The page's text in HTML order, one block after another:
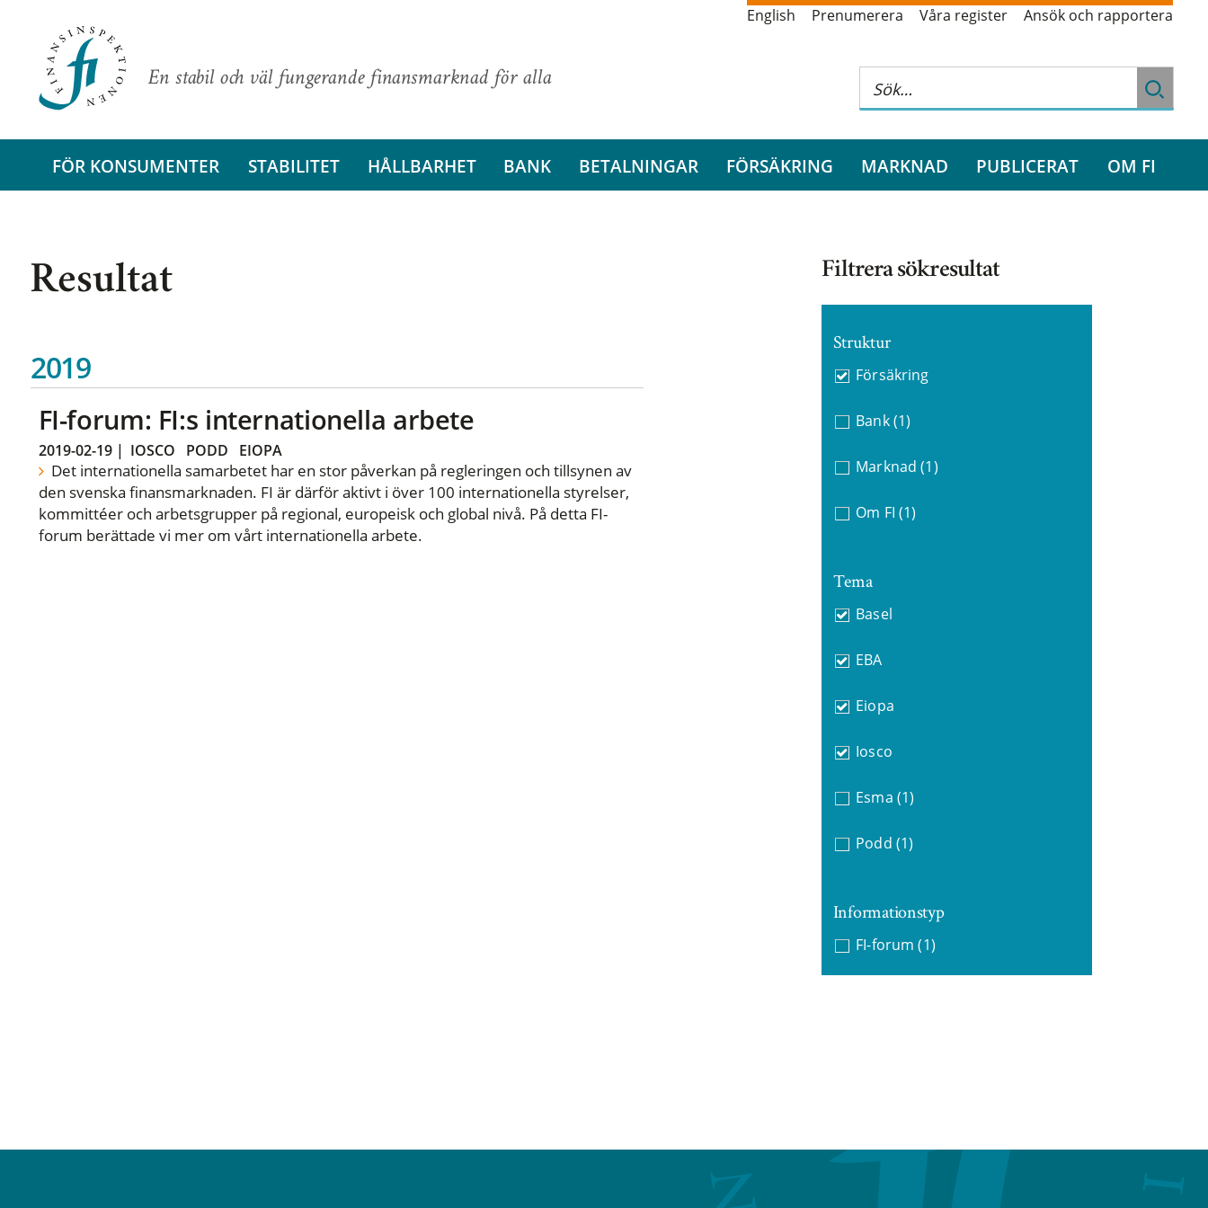
En stabil och väl fungerande finansmarknad för alla
English Prenumerera Våra register Ansök och rapportera
FÖR KONSUMENTER STABILITET HÅLLBARHET BANK BETALNINGAR FÖRSÄKRING MARKNAD PUBLICERAT OM FI
Resultat
2019
FI-forum: FI:s internationella arbete
2019-02-19| IOSCO PODD EIOPA
Det internationella samarbetet har en stor påverkan på regleringen och tillsynen av
den svenska finansmarknaden. FI är därför aktivt i över 100 internationella styrelser,
kommittéer och arbetsgrupper på regional, europeisk och global nivå. På detta FI-
forum berättade vi mer om vårt internationella arbete.
Filtrera sökresultat
Struktur
Försäkring
Bank (1)
Marknad (1)
Om FI (1)
Tema
Basel
EBA
Eiopa
Iosco
Esma (1)
Podd (1)
Informationstyp
FI-forum (1)